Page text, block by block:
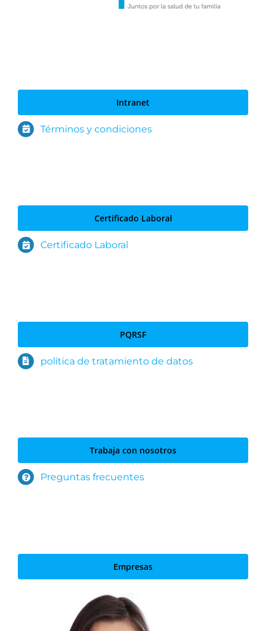
Intranet
Términos y condiciones
Certificado Laboral
Certificado Laboral
PQRSF
política de tratamiento de datos
Trabaja con nosotros
Preguntas frecuentes
Empresas